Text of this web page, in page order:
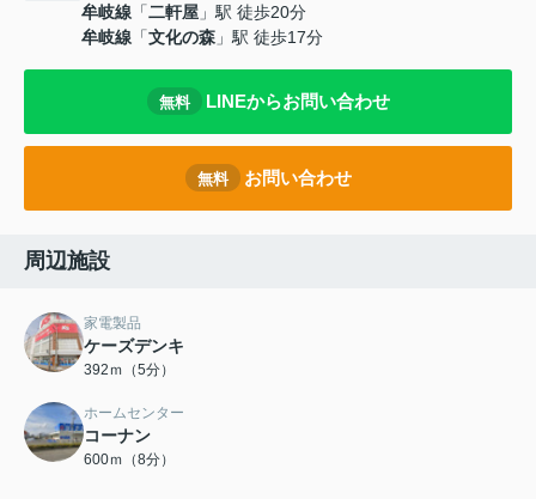
牟岐線 「二軒屋 」駅 徒歩20分
牟岐線 「文化の森 」駅 徒歩17分
無料 LINEからお問い合わせ
無料 お問い合わせ
周辺施設
家電製品
ケーズデンキ
392ｍ（5分）
ホームセンター
コーナン
600ｍ（8分）